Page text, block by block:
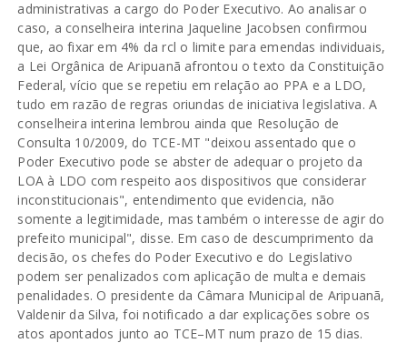
administrativas a cargo do Poder Executivo. Ao analisar o
caso, a conselheira interina Jaqueline Jacobsen confirmou
que, ao fixar em 4% da rcl o limite para emendas individuais,
a Lei Orgânica de Aripuanã afrontou o texto da Constituição
Federal, vício que se repetiu em relação ao PPA e a LDO,
tudo em razão de regras oriundas de iniciativa legislativa. A
conselheira interina lembrou ainda que Resolução de
Consulta 10/2009, do TCE-MT "deixou assentado que o
Poder Executivo pode se abster de adequar o projeto da
LOA à LDO com respeito aos dispositivos que considerar
inconstitucionais", entendimento que evidencia, não
somente a legitimidade, mas também o interesse de agir do
prefeito municipal", disse. Em caso de descumprimento da
decisão, os chefes do Poder Executivo e do Legislativo
podem ser penalizados com aplicação de multa e demais
penalidades. O presidente da Câmara Municipal de Aripuanã,
Valdenir da Silva, foi notificado a dar explicações sobre os
atos apontados junto ao TCE–MT num prazo de 15 dias.